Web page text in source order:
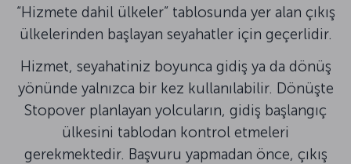
“Hizmete dahil ülkeler” tablosunda yer alan çıkış
ülkelerinden başlayan seyahatler için geçerlidir.
Hizmet, seyahatiniz boyunca gidiş ya da dönüş
yönünde yalnızca bir kez kullanılabilir. Dönüşte
Stopover planlayan yolcuların, gidiş başlangıç
ülkesini tablodan kontrol etmeleri
gerekmektedir. Başvuru yapmadan önce, çıkış